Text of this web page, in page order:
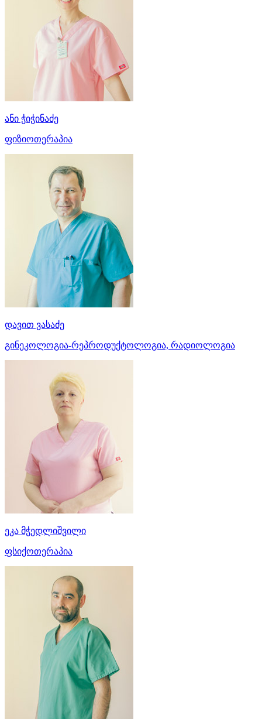
ანი ჭიჭინაძე
ფიზიოთერაპია
დავით ვასაძე
გინეკოლოგია-რეპროდუქტოლოგია, რადიოლოგია
ეკა მჭედლიშვილი
ფსიქოთერაპია